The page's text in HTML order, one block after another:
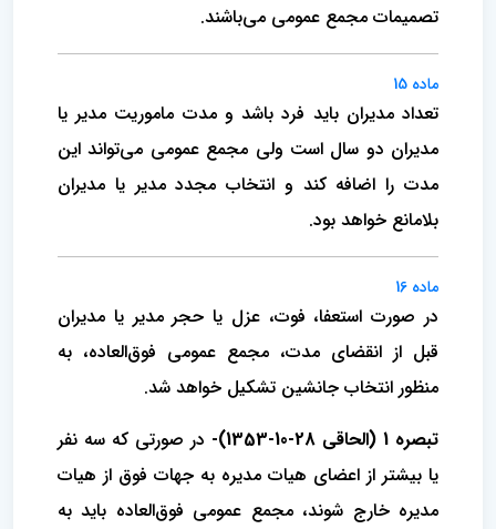
تصمیمات مجمع عمومی می‌باشند.
ماده 15
تعداد مدیران باید فرد باشد و مدت ماموریت مدیر یا
مدیران دو سال است ولی‌ مجمع عمومی می‌تواند این
مدت را اضافه کند و انتخاب مجدد مدیر یا مدیران
بلامانع خواهد بود.
ماده 16
در صورت استعفا، فوت‌، عزل یا حجر مدیر یا مدیران
قبل از انقضای مدت‌، مجمع عمومی فوق‌العاده‌، به
منظور انتخاب جانشین تشکیل خواهد شد.
تبصره 1 (الحاقی 28-10-1353)-
در صورتی که سه نفر
یا بیشتر از اعضای هیات مدیره به جهات فوق از هیات
مدیره خارج شوند، مجمع عمومی‌ فوق‌العاده باید به